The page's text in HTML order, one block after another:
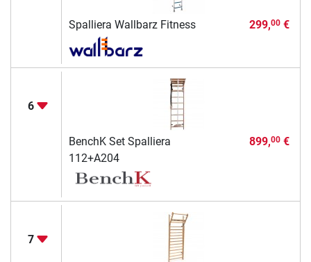
Spalliera Wallbarz Fitness 299,00€
6
BenchK Set Spalliera
112+A204
899,00€
7